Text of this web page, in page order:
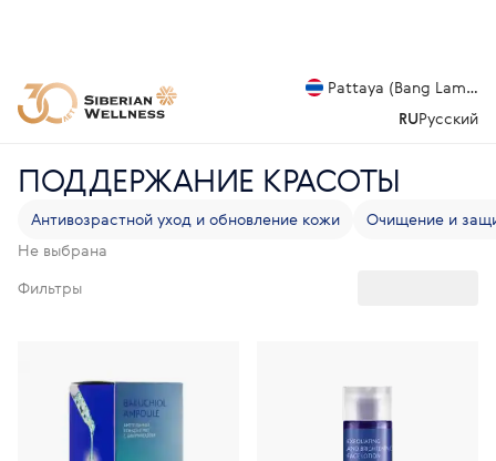
Pattaya (Bang
RUРусский
ПОДДЕРЖАНИЕ КРАСОТЫ
Антивозрастной уход и обновление кожи
Очищение и
Не выбрана
Фильтры